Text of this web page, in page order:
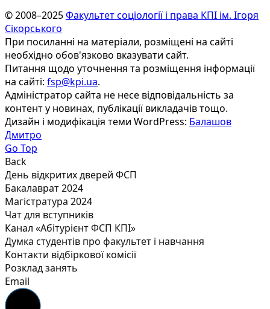
© 2008–2025Факультет соціології і права КПІ ім. Ігоря
Сікорського
При посиланні на матеріали, розміщені на сайті
необхідно обов'язково вказувати сайт.
Питання щодо уточнення та розміщення інформації
на сайті: fsp@kpi.ua.
Адміністратор сайта не несе відповідальність за
контент у новинах, публікації викладачів тощо.
Дизайн і модифікація теми WordPress: Балашов
Дмитро
Go Top
Back
День відкритих дверей ФСП
Бакалаврат 2024
Магістратура 2024
Чат для вступників
Канал «Абітурієнт ФСП КПІ»
Думка студентів про факультет і навчання
Контакти відбіркової комісії
Розклад занять
Email